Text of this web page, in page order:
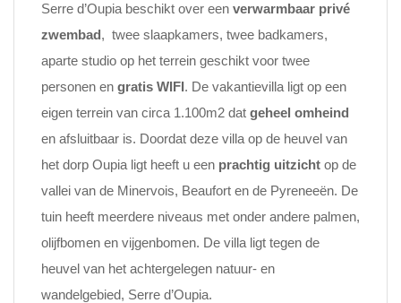
Serre d’Oupia beschikt over een verwarmbaar privé
zwembad, twee slaapkamers, twee badkamers,
aparte studio op het terrein geschikt voor twee
personen en gratis WIFI. De vakantievilla ligt op een
eigen terrein van circa 1.100m2 dat geheel omheind
en afsluitbaar is. Doordat deze villa op de heuvel van
het dorp Oupia ligt heeft u een prachtig uitzicht op de
vallei van de Minervois, Beaufort en de Pyreneeën. De
tuin heeft meerdere niveaus met onder andere palmen,
olijfbomen en vijgenbomen. De villa ligt tegen de
heuvel van het achtergelegen natuur- en
wandelgebied, Serre d’Oupia.